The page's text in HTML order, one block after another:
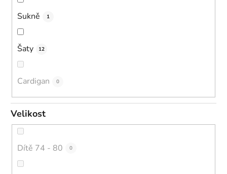
Sukně 1
Šaty 12
Cardigan 0
Velikost
Dítě 74 - 80 0